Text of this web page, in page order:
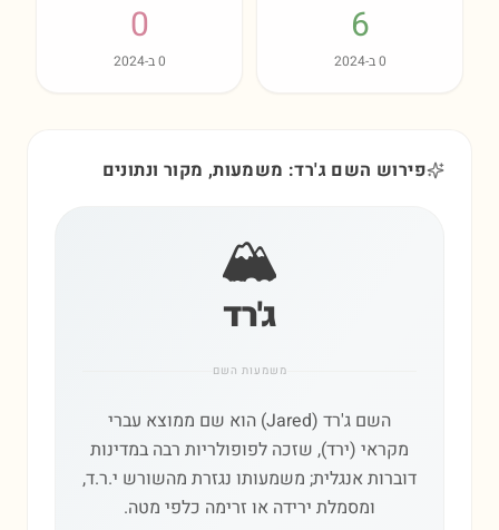
6
0ב-2024
0
0ב-2024
פירוש השם ג'רד: משמעות, מקור ונתונים
🏔️
ג'רד
משמעות השם
השם ג'רד (Jared) הוא שם ממוצא עברי
מקראי (ירד), שזכה לפופולריות רבה במדינות
דוברות אנגלית; משמעותו נגזרת מהשורש י.ר.ד,
ומסמלת ירידה או זרימה כלפי מטה.